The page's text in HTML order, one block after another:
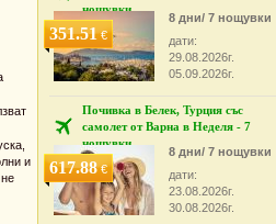
и
нощувки
351.51€
8 дни/ 7 нощувки
дати:
29.08.2026г.
05.09.2026г.
Почивка в Белек, Турция със
самолет от Варна в Неделя - 7
нощувки
617.88€
8 дни/ 7 нощувки
дати:
23.08.2026г.
30.08.2026г.